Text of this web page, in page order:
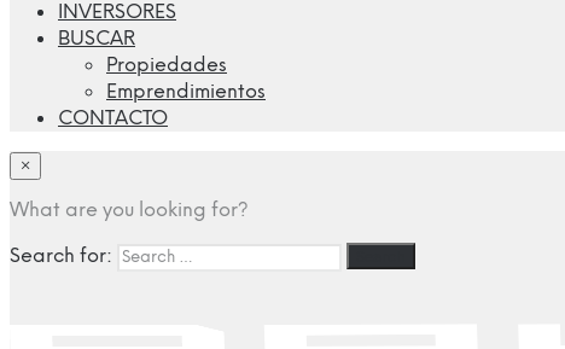
INVERSORES
BUSCAR
Propiedades
Emprendimientos
CONTACTO
×
What are you looking for?
Search for: